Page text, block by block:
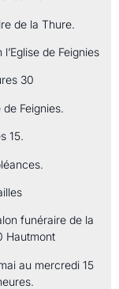
de la Thure.
de Feignies
30
Feignies.
15.
funéraire de la
Hautmont
au mercredi 15